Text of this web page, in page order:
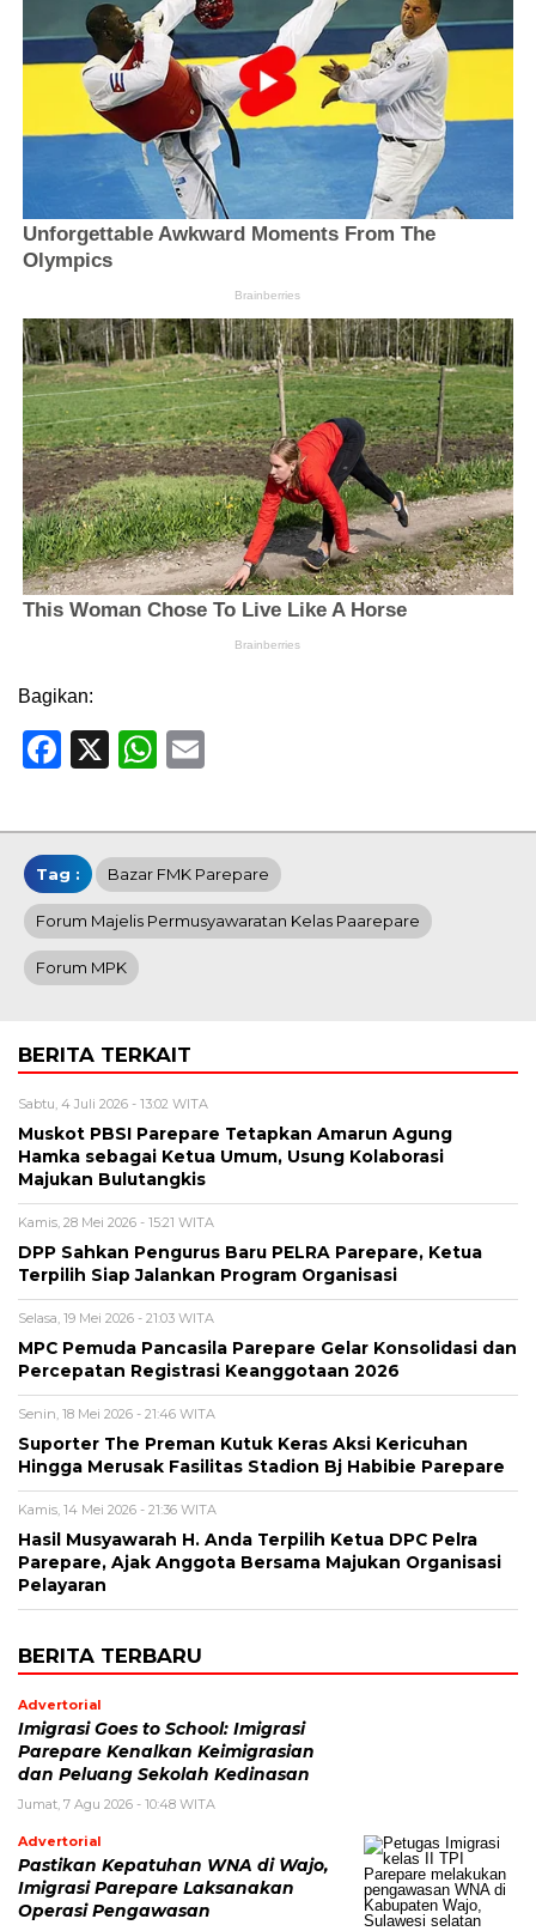
Bagikan:
Facebook
X WhatsApp
Tag : Bazar FMK Parepare
Forum Majelis Permusyawaratan Kelas Paarepare
Forum MPK
BERITA TERKAIT
Sabtu, 4 Juli 2026 - 13:02 WITA
Muskot PBSI Parepare Tetapkan Amarun Agung
Hamka sebagai Ketua Umum, Usung Kolaborasi
Majukan Bulutangkis
Kamis, 28 Mei 2026 - 15:21 WITA
DPP Sahkan Pengurus Baru PELRA Parepare, Ketua
Terpilih Siap Jalankan Program Organisasi
Selasa, 19 Mei 2026 - 21:03 WITA
MPC Pemuda Pancasila Parepare Gelar Konsolidasi dan
Percepatan Registrasi Keanggotaan 2026
Senin, 18 Mei 2026 - 21:46 WITA
Suporter The Preman Kutuk Keras Aksi Kericuhan
Hingga Merusak Fasilitas Stadion Bj Habibie Parepare
Kamis, 14 Mei 2026 - 21:36 WITA
Hasil Musyawarah H. Anda Terpilih Ketua DPC Pelra
Parepare, Ajak Anggota Bersama Majukan Organisasi
Pelayaran
BERITA TERBARU
Advertorial
Imigrasi Goes to School: Imigrasi
Parepare Kenalkan Keimigrasian
dan Peluang Sekolah Kedinasan
Jumat, 7 Agu 2026 - 10:48 WITA
Advertorial
Pastikan Kepatuhan WNA di Wajo,
Imigrasi Parepare Laksanakan
Operasi Pengawasan